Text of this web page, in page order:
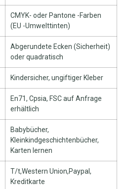
CMYK- oder Pantone -Farben
(EU -Umwelttinten)
Abgerundete Ecken (Sicherheit)
oder quadratisch
Kindersicher, ungiftiger Kleber
En71, Cpsia, FSC auf Anfrage
erhältlich
Babybücher,
Kleinkindgeschichtenbücher,
Karten lernen
T/t,Western Union,Paypal,
Kreditkarte